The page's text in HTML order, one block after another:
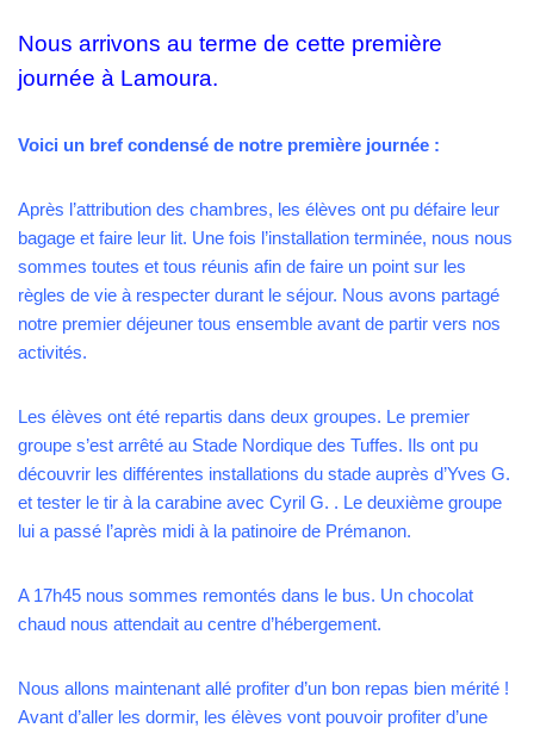
Nous arrivons au terme de cette première
journée à Lamoura.
Voici un bref condensé de notre première journée :
Après l’attribution des chambres, les élèves ont pu défaire leur
bagage et faire leur lit. Une fois l’installation terminée, nous nous
sommes toutes et tous réunis afin de faire un point sur les
règles de vie à respecter durant le séjour. Nous avons partagé
notre premier déjeuner tous ensemble avant de partir vers nos
activités.
Les élèves ont été repartis dans deux groupes. Le premier
groupe s’est arrêté au Stade Nordique des Tuffes. Ils ont pu
découvrir les différentes installations du stade auprès d’Yves G.
et tester le tir à la carabine avec Cyril G. . Le deuxième groupe
lui a passé l’après midi à la patinoire de Prémanon.
A 17h45 nous sommes remontés dans le bus. Un chocolat
chaud nous attendait au centre d’hébergement.
Nous allons maintenant allé profiter d’un bon repas bien mérité !
Avant d’aller les dormir, les élèves vont pouvoir profiter d’une